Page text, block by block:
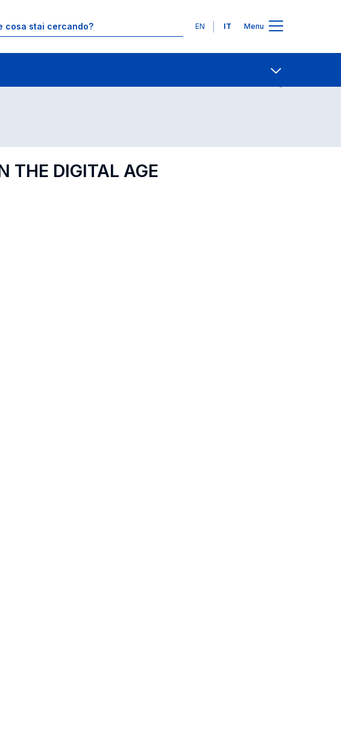
Lingue
EN IT Menu
Contatti
THE DIGITAL AGE